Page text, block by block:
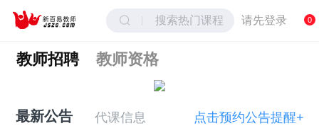
搜索热门课程 请先登录 0
教师招聘 教师资格
最新公告 代课信息 点击预约公告提醒+